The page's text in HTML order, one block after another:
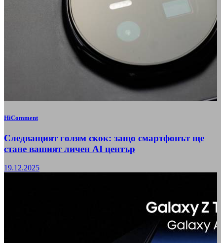
HiComment
Следващият голям скок: защо смартфонът ще
стане вашият личен AI център
19.12.2025